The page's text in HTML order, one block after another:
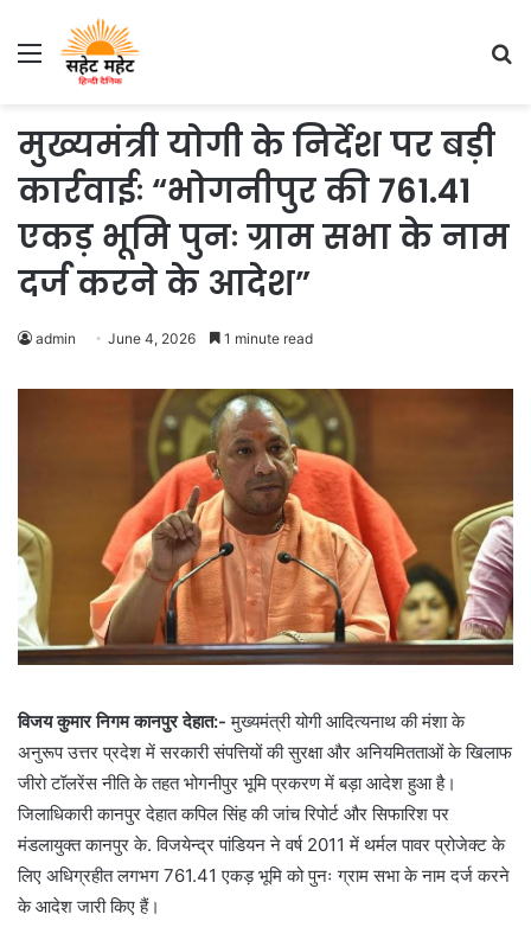
Menu
मुख्यमंत्री योगी के निर्देश पर बड़ी
कार्रवाईः “भोगनीपुर की 761.41
एकड़ भूमि पुनः ग्राम सभा के नाम
दर्ज करने के आदेश”
admin June 4, 2026 1 minute read
विजय कुमार निगम कानपुर देहात:- मुख्यमंत्री योगी आदित्यनाथ की मंशा के
अनुरूप उत्तर प्रदेश में सरकारी संपत्तियों की सुरक्षा और अनियमितताओं के खिलाफ
जीरो टॉलरेंस नीति के तहत भोगनीपुर भूमि प्रकरण में बड़ा आदेश हुआ है।
जिलाधिकारी कानपुर देहात कपिल सिंह की जांच रिपोर्ट और सिफारिश पर
मंडलायुक्त कानपुर के. विजयेन्द्र पांडियन ने वर्ष 2011 में थर्मल पावर प्रोजेक्ट के
लिए अधिग्रहीत लगभग 761.41 एकड़ भूमि को पुनः ग्राम सभा के नाम दर्ज करने
के आदेश जारी किए हैं।